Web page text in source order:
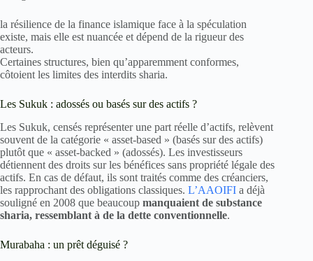
la résilience de la finance islamique face à la spéculation
existe, mais elle est nuancée et dépend de la rigueur des
acteurs.
Certaines structures, bien qu’apparemment conformes,
côtoient les limites des interdits sharia.
Les Sukuk : adossés ou basés sur des actifs ?
Les Sukuk, censés représenter une part réelle d’actifs, relèvent
souvent de la catégorie « asset-based » (basés sur des actifs)
plutôt que « asset-backed » (adossés). Les investisseurs
détiennent des droits sur les bénéfices sans propriété légale des
actifs. En cas de défaut, ils sont traités comme des créanciers,
les rapprochant des obligations classiques. L’AAOIFI a déjà
souligné en 2008 que beaucoup manquaient de substance
sharia, ressemblant à de la dette conventionnelle.
Murabaha : un prêt déguisé ?